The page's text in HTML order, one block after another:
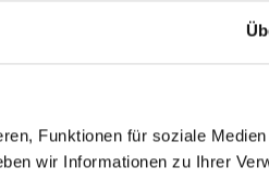
Funktionen für soziale
wir Informationen zu Ihrer
Schär